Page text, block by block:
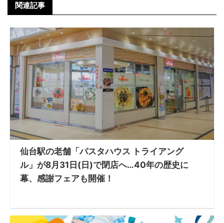
関連記事
仙台駅の老舗「パスタハウス トライアング
ル」が8月31日(日)で閉店へ…40年の歴史に
幕、感謝フェアも開催！